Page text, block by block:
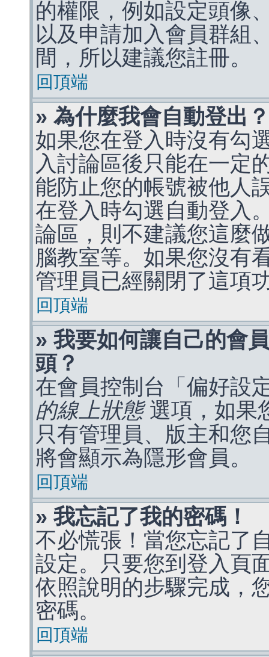
的權限，例如設定頭像
以及申請加入會員群組
間，所以建議您註冊。
回頂端
» 為什麼我會自動登出？
如果您在登入時沒有勾
入討論區後只能在一定
能防止您的帳號被他人
在登入時勾選自動登入
論區，則不建議您這麼
腦教室等。如果您沒有
管理員已經關閉了這項
回頂端
» 我要如何讓自己的會
頭？
在會員控制台「偏好設
的線上狀態選項，如果
只有管理員、版主和您
將會顯示為隱形會員。
回頂端
» 我忘記了我的密碼！
不必慌張！當您忘記了
設定。只要您到登入頁
依照說明的步驟完成，
密碼。
回頂端